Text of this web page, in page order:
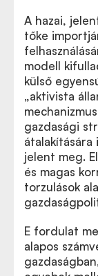
A hazai,
tőke
modell
külső
„aktivista
gazdasági
átalakítására
jelent meg.
és magas
torzulások
E fordulat
alapos